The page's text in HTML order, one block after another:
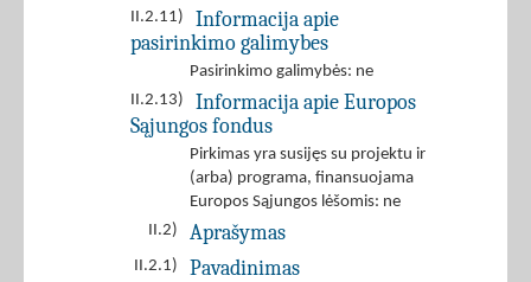
II.2.11)
Informacija apie
pasirinkimo galimybes
Pasirinkimo galimybės: ne
II.2.13)
Informacija apie Europos
Sąjungos fondus
Pirkimas yra susijęs su projektu ir
(arba) programa, finansuojama
Europos Sąjungos lėšomis: ne
II.2)
Aprašymas
II.2.1) Pavadinimas